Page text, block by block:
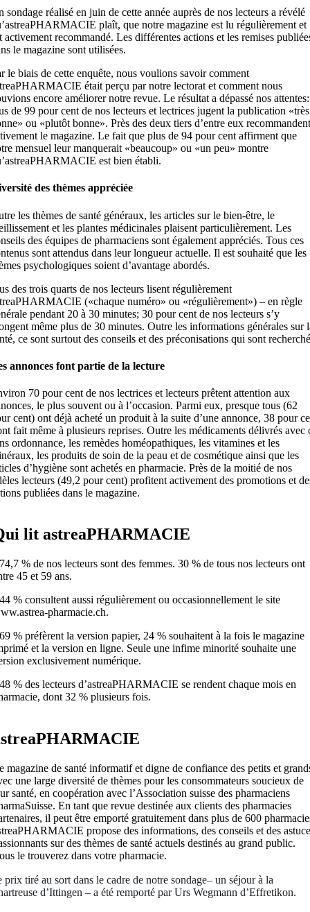
sondage réalisé en juin de cette année auprès de nos lecteurs a révélé
plaît, que notre magazine est lu régulièrement et
activement recommandé. Les différentes actions et les remises
le magazine sont utilisées.
le biais de cette enquête, nous voulions savoir comment
était perçu par notre lectorat et comment nous
encore améliorer notre revue. Le résultat a dépassé nos attentes:
de 99 pour cent de nos lecteurs et lectrices jugent la publication «très
ou «plutôt bonne». Près des deux tiers d’entre eux recommandent
le magazine. Le fait que plus de 94 pour cent affirment que
mensuel leur manquerait «beaucoup» ou «un peu» montre
est bien établi.
des thèmes appréciée
les thèmes de santé généraux, les articles sur le bien-être, le
et les plantes médicinales plaisent particulièrement. Les
des équipes de pharmaciens sont également appréciés. Tous ces
sont attendus dans leur longueur actuelle. Il est souhaité que les
psychologiques soient d’avantage abordés.
des trois quarts de nos lecteurs lisent régulièrement
(«chaque numéro» ou «régulièrement») – en règle
pendant 20 à 30 minutes; 30 pour cent de nos lecteurs s’y
même plus de 30 minutes. Outre les informations générales sur
ce sont surtout des conseils et des préconisations qui sont
annonces font partie de la lecture
70 pour cent de nos lectrices et lecteurs prêtent attention aux
le plus souvent ou à l’occasion. Parmi eux, presque tous (62
cent) ont déjà acheté un produit à la suite d’une annonce, 38 pour
fait même à plusieurs reprises. Outre les médicaments délivrés avec
ordonnance, les remèdes homéopathiques, les vitamines et les
les produits de soin de la peau et de cosmétique ainsi que les
d’hygiène sont achetés en pharmacie. Près de la moitié de nos
lecteurs (49,2 pour cent) profitent activement des promotions et
publiées dans le magazine.
lit astreaPHARMACIE
% de nos lecteurs sont des femmes. 30 % de tous nos lecteurs ont
45 et 59 ans.
% consultent aussi régulièrement ou occasionnellement le site
pharmacie.ch.
% préfèrent la version papier, 24 % souhaitent à la fois le magazine
et la version en ligne. Seule une infime minorité souhaite une
exclusivement numérique.
% des lecteurs d’astreaPHARMACIE se rendent chaque mois en
dont 32 % plusieurs fois.
magazine de santé informatif et digne de confiance des petits et
une large diversité de thèmes pour les consommateurs soucieux de
santé, en coopération avec l’Association suisse des pharmaciens
En tant que revue destinée aux clients des pharmacies
il peut être emporté gratuitement dans plus de 600
propose des informations, des conseils et des
sur des thèmes de santé actuels destinés au grand public.
le trouverez dans votre pharmacie.
prix tiré au sort dans le cadre de notre sondage– un séjour à la
d’Ittingen – a été remporté par Urs Wegmann d’Effretikon.